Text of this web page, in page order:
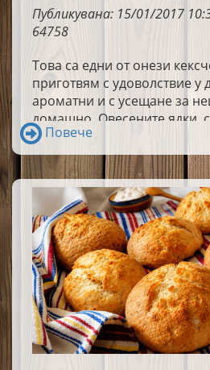
Публикувана: 15/01/2017
64758
Това са едни от онези
приготвям с удоволствие у
ароматни и с усещане за
домашно. Овесените ядки,
орехите се съчетават
мъфини подходящи както за
сладка пауза през деня.
Повече